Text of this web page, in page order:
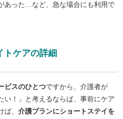
あった…など、急な場合にも利用で
トケアの詳細
ビスのひとつですから、介護者が
い！」と考えるならば、事前にケア
ば、介護プランにショートステイを